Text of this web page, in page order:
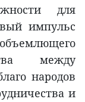
для
импульс
между
народов
и